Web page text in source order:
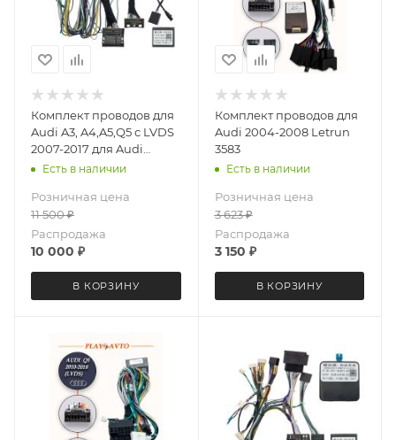
Комплект проводов для
Audi A3, A4,A5,Q5 с LVDS
2007-2017 для Audi
Concert Letrun 5648
Есть в наличии
Розничная цена
11 500₽
Распродажа
10 000 ₽
В КОРЗИНУ
Комплект проводов для
Audi 2004-2008 Letrun
3583
Есть в наличии
Розничная цена
3 623₽
Распродажа
3 150 ₽
В КОРЗИНУ